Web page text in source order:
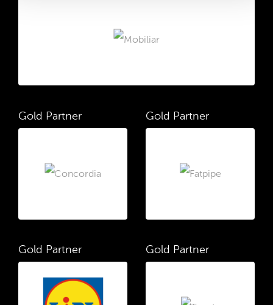
Gold Partner Gold Partner
Gold Partner Gold Partner